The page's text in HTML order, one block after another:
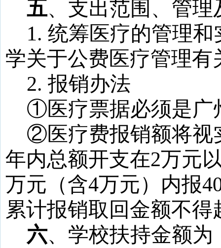
五、支出范围、管理
1. 统筹医疗的管理
学关于公费医疗管理
2. 报销办法
①医疗票据必须是
②医疗费报销额将视
年内总额开支在2万元
万元（含4万元）内报
累计报销取回金额不得
六、学校扶持金额为